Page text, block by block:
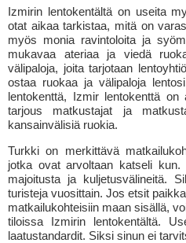
Izmirin lentokentältä on useita
otat aikaa tarkistaa, mitä on
myös monia ravintoloita ja
mukavaa ateriaa ja viedä
välipaloja, joita tarjotaan
ostaa ruokaa ja välipaloja
lentokenttä, Izmir lentokenttä
tarjous matkustajat ja
kansainvälisiä ruokia.
Turkki on merkittävä
jotka ovat arvoltaan katseli kun.
majoitusta ja kuljetusvälineitä.
turisteja vuosittain. Jos etsit
matkailukohteisiin maan sisällä,
tiloissa Izmirin lentokentältä.
laatustandardit. Siksi sinun ei